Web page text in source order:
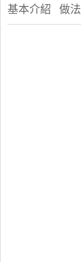
基本介紹 做法